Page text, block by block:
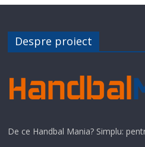
Despre proiect
De ce Handbal Mania? Simplu: